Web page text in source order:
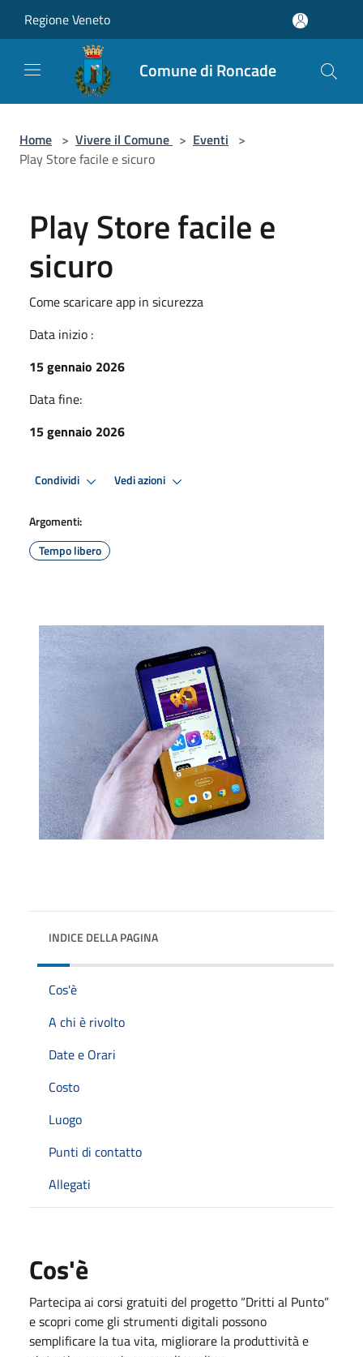
Regione Veneto
Comune di Roncade
Home > Vivere il Comune > Eventi >
Play Store facile e sicuro
Play Store facile e
sicuro
Come scaricare app in sicurezza
Data inizio :
15 gennaio 2026
Data fine:
15 gennaio 2026
Condividi Vedi azioni
Argomenti:
Tempo libero
INDICE DELLA PAGINA
Cos'è
A chi è rivolto
Date e Orari
Costo
Luogo
Punti di contatto
Allegati
Cos'è
Partecipa ai corsi gratuiti del progetto “Dritti al Punto”
e scopri come gli strumenti digitali possono
semplificare la tua vita, migliorare la produttività e